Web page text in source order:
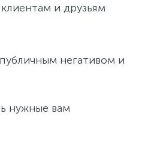
и друзьям
негативом и
нужные вам